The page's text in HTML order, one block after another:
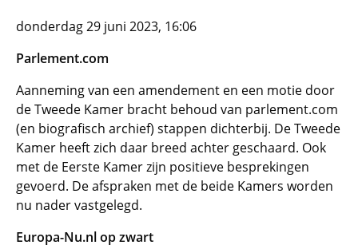
donderdag 29 juni 2023, 16:06
Parlement.com
Aanneming van een amendement en een motie door
de Tweede Kamer bracht behoud van parlement.com
(en biografisch archief) stappen dichterbij. De Tweede
Kamer heeft zich daar breed achter geschaard. Ook
met de Eerste Kamer zijn positieve besprekingen
gevoerd. De afspraken met de beide Kamers worden
nu nader vastgelegd.
Europa-Nu.nl op zwart